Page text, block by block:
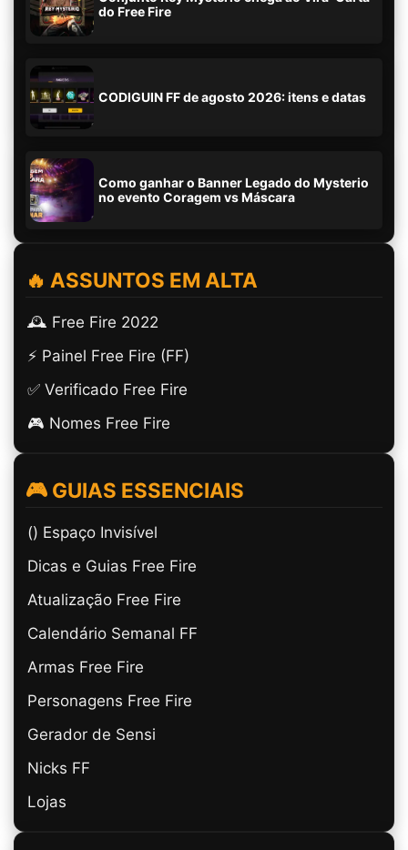
do Free Fire
CODIGUIN FF de agosto 2026: itens e datas
Como ganhar o Banner Legado do Mysterio
no evento Coragem vs Máscara
🔥 ASSUNTOS EM ALTA
🕰️ Free Fire 2022
⚡ Painel Free Fire (FF)
✅ Verificado Free Fire
🎮 Nomes Free Fire
🎮 GUIAS ESSENCIAIS
(ㅤ) Espaço Invisível
Dicas e Guias Free Fire
Atualização Free Fire
Calendário Semanal FF
Armas Free Fire
Personagens Free Fire
Gerador de Sensi
Nicks FF
Lojas